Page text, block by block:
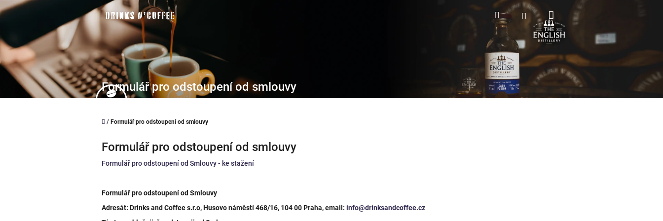
Přejít
na
HledatPřihlášeníNákupní
košík
Formulář pro odstoupení od smlouvy
Domů
/ Formulář pro odstoupení od smlouvy
Formulář pro odstoupení od smlouvy
Formulář pro odstoupení od Smlouvy - ke stažení
Formulář pro odstoupení od Smlouvy
Adresát: Drinks and Coffee s.r.o, Husovo náměstí 468/16, 104 00 Praha, email: info@drinksandcoffee.cz